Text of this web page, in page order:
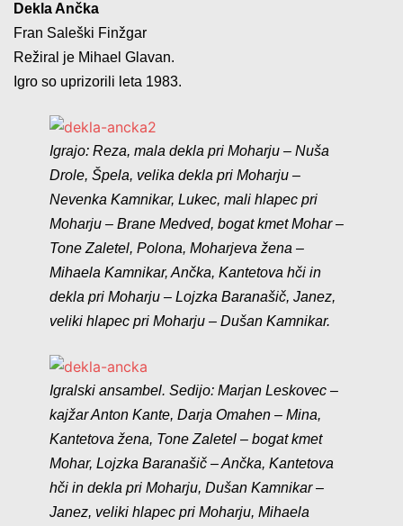
Dekla Ančka
Fran Saleški Finžgar
Režiral je Mihael Glavan.
Igro so uprizorili leta 1983.
Igrajo: Reza, mala dekla pri Moharju – Nuša
Drole, Špela, velika dekla pri Moharju –
Nevenka Kamnikar, Lukec, mali hlapec pri
Moharju – Brane Medved, bogat kmet Mohar –
Tone Zaletel, Polona, Moharjeva žena –
Mihaela Kamnikar, Ančka, Kantetova hči in
dekla pri Moharju – Lojzka Baranašič, Janez,
veliki hlapec pri Moharju – Dušan Kamnikar.
Igralski ansambel. Sedijo: Marjan Leskovec –
kajžar Anton Kante, Darja Omahen – Mina,
Kantetova žena, Tone Zaletel – bogat kmet
Mohar, Lojzka Baranašič – Ančka, Kantetova
hči in dekla pri Moharju, Dušan Kamnikar –
Janez, veliki hlapec pri Moharju, Mihaela